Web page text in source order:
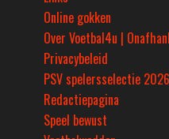
Online gokken
Over Voetbal4u |
Privacybeleid
PSV spelersselectie
Redactiepagina
Speel bewust